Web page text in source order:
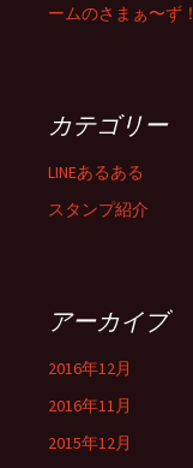
ームのさまぁ〜ず！
カテゴリー
LINEあるある
スタンプ紹介
アーカイブ
2016年12月
2016年11月
2015年12月